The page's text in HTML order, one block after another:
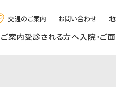
交通のご案内 お問い合わせ
案内受診される方へ入院・ご